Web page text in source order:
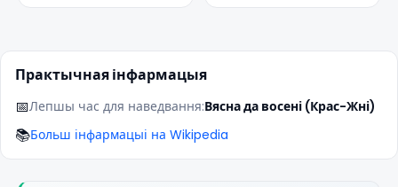
Практычная інфармацыя
📅Лепшы час для наведвання:Вясна да восені (Крас-Жні)
📚Больш інфармацыі на Wikipedia